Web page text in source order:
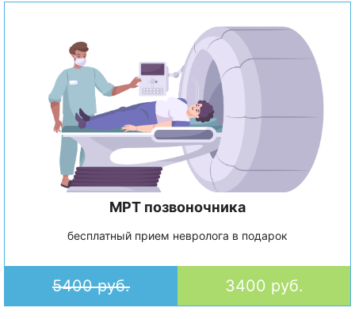
МРТ позвоночника
бесплатный прием невролога в подарок
5400 руб. 3400 руб.